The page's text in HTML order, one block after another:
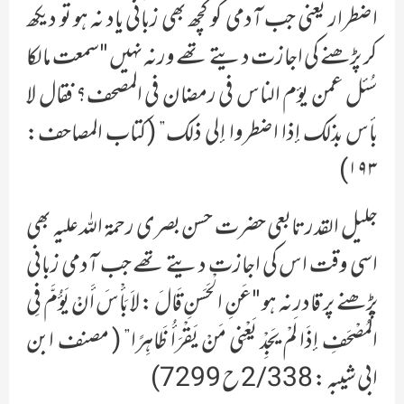
اضطرار یعنی جب آدمی کو کچھ بھی زبانی یاد نہ ہو تو دیکھ
کر پڑھنے کی اجازت دیتے تھے ورنہ نہیں "سمعت مالکا
سُئل عمن یوٴم الناس في رمضان في المصحف؟ فقال لا
بأس بذلک إذا اضطروا إلی ذلک” (کتاب المصاحف:
۱۹۳)
جلیل القدر تابعی حضرت حسن بصری رحمۃ اللہ علیہ بھی
اسی وقت اس کی اجازت دیتے تھے جب آدمی زبانی
پڑھنے پر قادر نہ ہو "عَنِ الْحَسَنِ قَالَ : لاَ بَأْسَ أَنْ يَؤُمَّ فِي
الْمُصْحَفِ إذَا لَمْ يَجِدْ يَعْنِي مَنْ يَقْرَأُ ظَاهِرًا” ( مصنف ابن
ابی شیبہ : 2/338 ح 7299)